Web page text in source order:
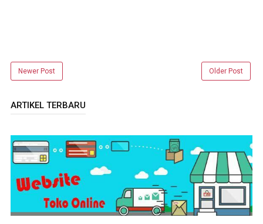
Newer Post Older Post
ARTIKEL TERBARU